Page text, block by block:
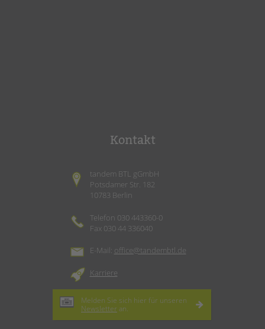
Kontakt
tandem BTL gGmbH
Potsdamer Str. 182
10783 Berlin
Telefon 030 443360-0
Fax 030 44 336040
E-Mail: office@tandembtl.de
Karriere
Melden Sie sich hier für unseren
Newsletter an.